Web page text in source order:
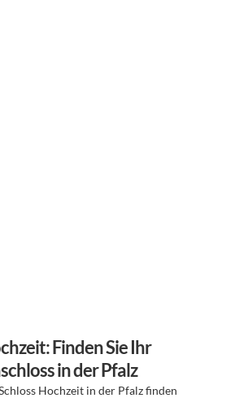
Finden Sie Ihr
in der Pfalz
Hochzeit in der Pfalz finden